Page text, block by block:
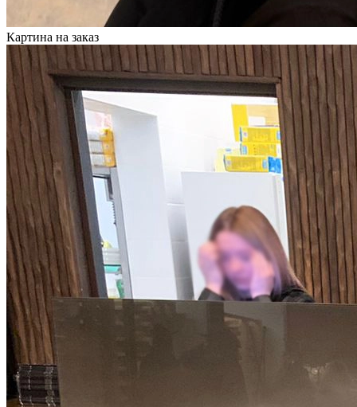
Картина на заказ